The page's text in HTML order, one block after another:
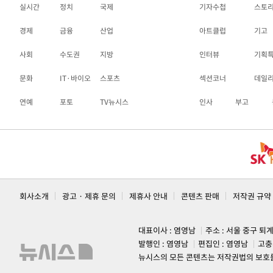
실시간 정치 국제
경제 금융 산업
사회 수도권 지방
문화 IT·바이오 스포츠
연예 포토 TV뉴시스
기자수첩 스토
아트클럽 기고
인터뷰 기획
섹션코너 데일
인사 부고
회사소개 광고 · 제휴 문의 제휴사 안내 콘텐츠 판매 저작권 규약
대표이사 : 염영남
주소 : 서울 중구 퇴
발행인 : 염영남
편집인 : 염영남
고
뉴시스의 모든 콘텐츠는 저작권법의 보